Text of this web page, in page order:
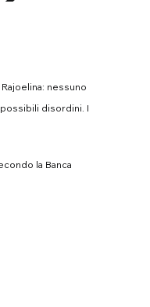
nessuno
disordini. I
la Banca